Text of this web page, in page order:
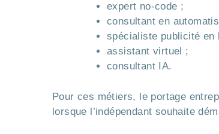
expert no-code ;
consultant en
spécialiste publicité en
assistant virtuel ;
consultant IA.
Pour ces métiers, le portage
lorsque l’indépendant souhaite